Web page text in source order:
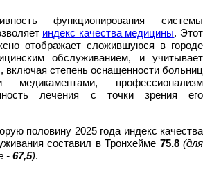
функционирования системы
индекс качества медицины. Этот
отображает сложившуюся в городе
обслуживанием, и учитывает
включая степень оснащенности больниц
медикаментами, профессионализм
лечения с точки зрения его
половину 2025 года индекс качества
составил в Тронхейме 75.8 (для
- 67,5).